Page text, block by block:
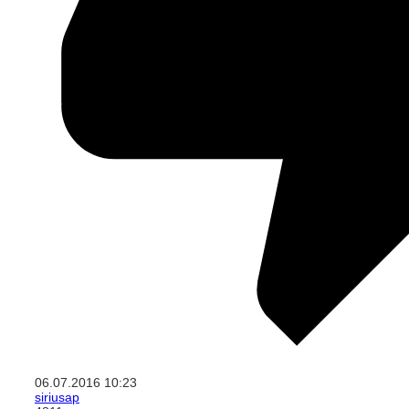
06.07.2016 10:23
siriusap